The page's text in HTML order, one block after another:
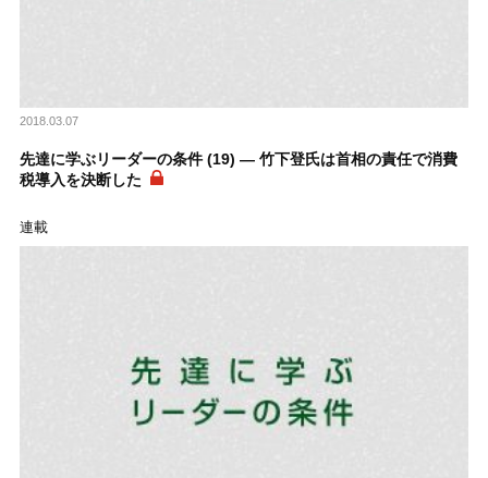
2018.03.07
先達に学ぶリーダーの条件 (19) ― 竹下登氏は首相の責任で消費
税導入を決断した
連載